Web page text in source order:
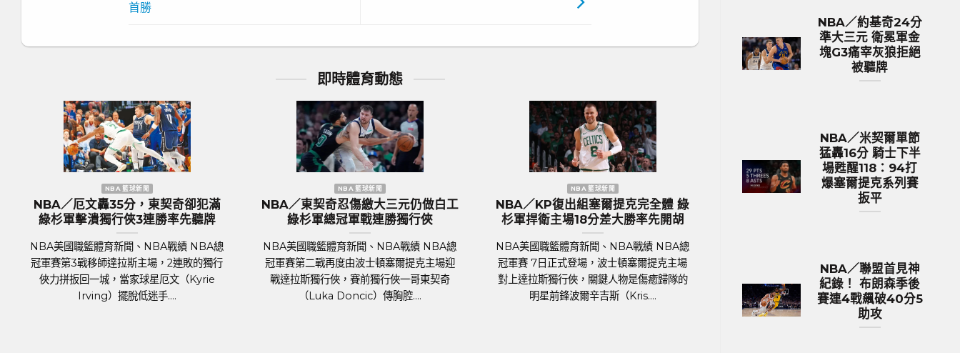
首勝
即時體育動態
卻犯滿
先聽牌
績 NBA總
敗的獨行
（Kyrie
NBA／東契奇忍傷繳大三元仍做白工
綠杉軍總冠軍戰連勝獨行俠
NBA美國職籃體育新聞、NBA戰績 NBA總
冠軍賽第二戰再度由波士頓塞爾提克主場迎
戰達拉斯獨行俠，賽前獨行俠一哥東契奇
（Luka Doncic）傳胸腔....
NBA／KP復出組塞爾提克完全體 綠
杉軍捍衛主場18分差大勝率先開胡
NBA美國職籃體育新聞、NBA戰績 NBA總
冠軍賽 7日正式登場，波士頓塞爾提克主場
對上達拉斯獨行俠，關鍵人物是傷癒歸隊的
明星前鋒波爾辛吉斯（Kris....
歐國盃／奪冠大熱門『三獅軍團』英
格蘭隊抵達德國受到上千球迷熱列歡
足球聯賽體育新聞、足球戰績 萬眾矚目的
2024年歐洲國家盃（UEFA Euro 2024）
將於6月14日於德國正式開踢。各國好手摩拳
歐洲國家盃 足球新聞
歐國盃／葡萄牙傳奇巨星C.羅
國家盃即將於6月14日晚上在德國揭
歲的葡萄牙球星C.羅納度（
Ronaldo）將再....
NBA／約基奇24分
準大三元 衛冕軍金
塊G3痛宰灰狼拒絕
被聽牌
NBA／米契爾單節
猛轟16分 騎士下半
場甦醒118：94打
爆塞爾提克系列賽
扳平
NBA／聯盟首見神
紀錄！ 布朗森季後
賽連4戰飆破40分5
助攻